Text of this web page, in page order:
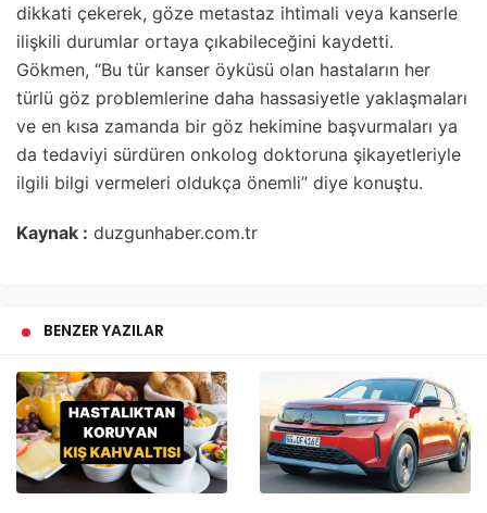
dikkati çekerek, göze metastaz ihtimali veya kanserle
ilişkili durumlar ortaya çıkabileceğini kaydetti.
Gökmen, “Bu tür kanser öyküsü olan hastaların her
türlü göz problemlerine daha hassasiyetle yaklaşmaları
ve en kısa zamanda bir göz hekimine başvurmaları ya
da tedaviyi sürdüren onkolog doktoruna şikayetleriyle
ilgili bilgi vermeleri oldukça önemli” diye konuştu.
Kaynak : duzgunhaber.com.tr
BENZER YAZILAR